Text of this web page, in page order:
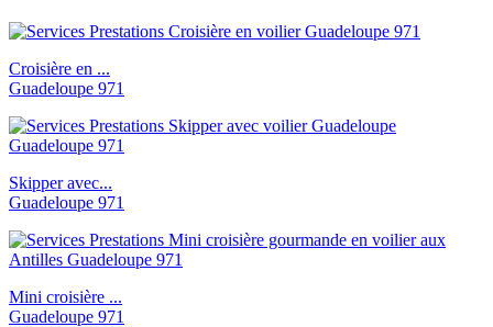
Croisière en ...
Guadeloupe 971
Skipper avec...
Guadeloupe 971
Mini croisière ...
Guadeloupe 971